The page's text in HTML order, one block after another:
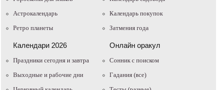
Астрокалендарь
Ретро планеты
Календарь покупок
Затмения года
Календари 2026
Праздники сегодня и завтра
Выходные и рабочие дни
Онлайн оракул
Cонник с поиском
Гадания (все)